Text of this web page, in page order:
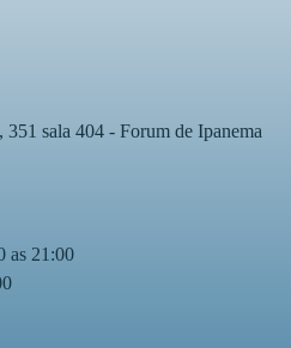
sala 404 - Forum de Ipanema
as 21:00